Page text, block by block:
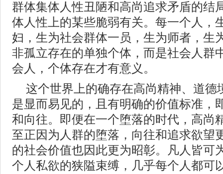
群体集体人性丑陋和高尚追求矛盾的结
体人性上的某些脆弱有关。每一个人，
妇，生为社会群体一员，生为师者，生
非孤立存在的单独个体，而是社会人群
会人，个体存在才有意义。
这个世界上的确存在高尚精神、道德
是显而易见的，且有明确的价值标准，
和向往。即便在一个堕落的时代，高尚
至正因为人群的堕落，向往和追求欲望
的社会价值也因此更为昭彰。凡人皆可
个人私欲的狭隘束缚，几乎每个人都可